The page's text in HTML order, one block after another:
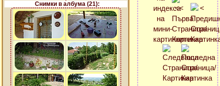
Снимки в албума (21):